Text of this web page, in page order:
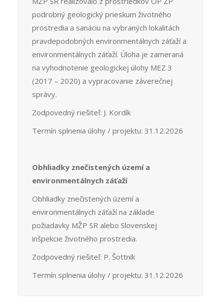
podrobný geologický prieskum životného
prostredia a sanáciu na vybraných lokalitách
pravdepodobných environmentálnych záťaží a
environmentálnych záťaží. Úloha je zameraná
na vyhodnotenie geologickej úlohy MEZ 3
(2017 – 2020) a vypracovanie záverečnej
správy.
Zodpovedný riešiteľ: J. Kordík
Termín splnenia úlohy / projektu: 31.12.2026
Obhliadky znečistených území a
environmentálnych záťaží
Obhliadky znečistených území a
environmentálnych záťaží na základe
požiadavky MŽP SR alebo Slovenskej
inšpekcie životného prostredia.
Zodpovedný riešiteľ: P. Šottník
Termín splnenia úlohy / projektu: 31.12.2026